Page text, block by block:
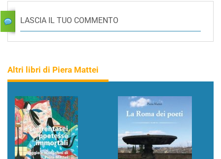
LASCIA IL TUO COMMENTO
Altri libri di Piera Mattei